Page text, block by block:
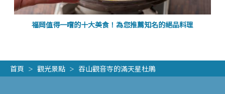
福岡值得一嚐的十大美食！為您推薦知名的絕品料理
首頁 觀光景點 吞山觀音寺的滿天星杜鵑